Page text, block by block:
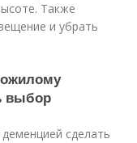
Также
и убрать
выбор
сделать